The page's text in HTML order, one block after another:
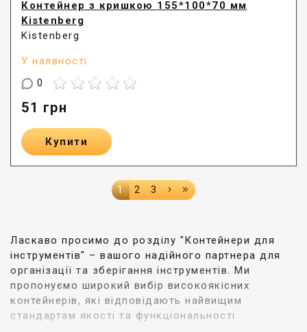
Контейнер з кришкою 155*100*70 мм
Kistenberg
Kistenberg
У наявності
0
51 грн
Купити
1 2 3
Ласкаво просимо до розділу "Контейнери для
інструментів" – вашого надійного партнера для
організації та зберігання інструментів. Ми
пропонуємо широкий вибір високоякісних
контейнерів, які відповідають найвищим
стандартам якості та функціональності.